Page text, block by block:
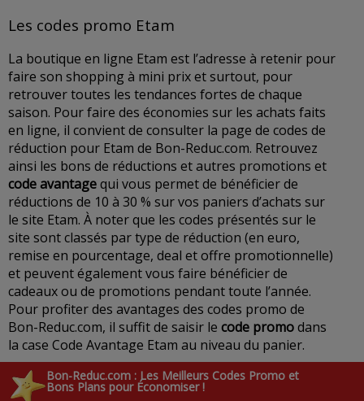
Les codes promo Etam
La boutique en ligne Etam est l’adresse à retenir pour
faire son shopping à mini prix et surtout, pour
retrouver toutes les tendances fortes de chaque
saison. Pour faire des économies sur les achats faits
en ligne, il convient de consulter la page de codes de
réduction pour Etam de Bon-Reduc.com. Retrouvez
ainsi les bons de réductions et autres promotions et
code avantagequi vous permet de bénéficier de
réductions de 10 à 30 % sur vos paniers d’achats sur
le site Etam. À noter que les codes présentés sur le
site sont classés par type de réduction (en euro,
remise en pourcentage, deal et offre promotionnelle)
et peuvent également vous faire bénéficier de
cadeaux ou de promotions pendant toute l’année.
Pour profiter des avantages des codes promo de
Bon-Reduc.com, il suffit de saisir le code promodans
la case Code Avantage Etam au niveau du panier.
Bon-Reduc.com : Les Meilleurs Codes Promo et
Bons Plans pour Économiser !